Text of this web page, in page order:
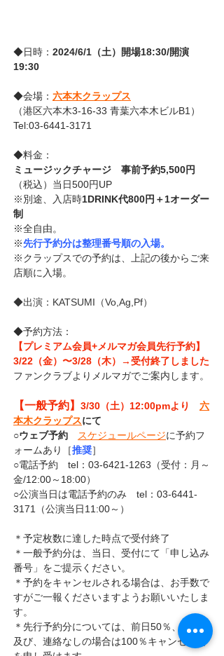
◆日時： 2024/6/1（土）開場18:30/開演
19:30
◆会場： 六本木クラップス
（港区六本木3-16-33 青葉六本木ビルB1）
Tel:03-6441-3171
◆料金：
ミュージックチャージ　事前予約5,500円
（税込）当日500円UP
※別途、入店時1DRINK代800円＋1オーダー
制
※全自由。
※先行予約分は整理番号順の入場。
※クラップスでの予約は、上記の後からご来
店順に入場。
◆出演：KATSUMI（Vo,Ag,Pf）
◆予約方法：
【プレミアム会員+メルマガ会員先行予約】
3/22（金）〜3/28（木）→受付終了しました
ファンクラブよりメルマガでご案内します。
【一般予約】 3/30（土）12:00pmより
六
本木クラップスにて
○ウェブ予約 スケジュールページに予約フ
ォームあり［推奨］
○電話予約　tel：03-6421-1263（受付：月～
金/12:00～18:00）
○公演当日は電話予約のみ　tel：03-6441-
3171（公演当日11:00～）
＊予定枚数に達した時点で受付終了
＊一般予約分は、当日、受付にて「申し込み
番号」をご提示ください。
＊予約をキャンセルされる場合は、お手数で
すがご一報くださいますようお願いいたしま
す。
＊先行予約分については、前日50％、当日、
及び、連絡なしの場合は100％キャンセル料